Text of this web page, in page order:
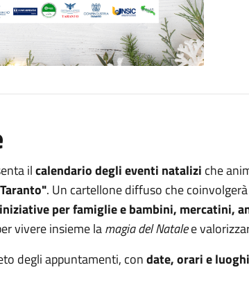
ilcalendario degli eventi natalizi che
. Un cartellone diffuso che coinvolgerà
per famiglie e bambini, mercatini,
vivere insieme lamagia del Natalee
degli appuntamenti, condate, orari e